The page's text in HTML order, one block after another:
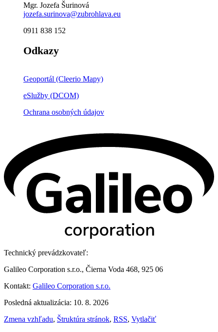
Mgr. Jozefa Šurinová
jozefa.surinova@zubrohlava.eu
0911 838 152
Odkazy
Geoportál (Cleerio Mapy)
eSlužby (DCOM)
Ochrana osobných údajov
Technický prevádzkovateľ:
Galileo Corporation s.r.o., Čierna Voda 468, 925 06
Kontakt: Galileo Corporation s.r.o.
Posledná aktualizácia: 10. 8. 2026
Zmena vzhľadu, Štruktúra stránok, RSS, Vytlačiť